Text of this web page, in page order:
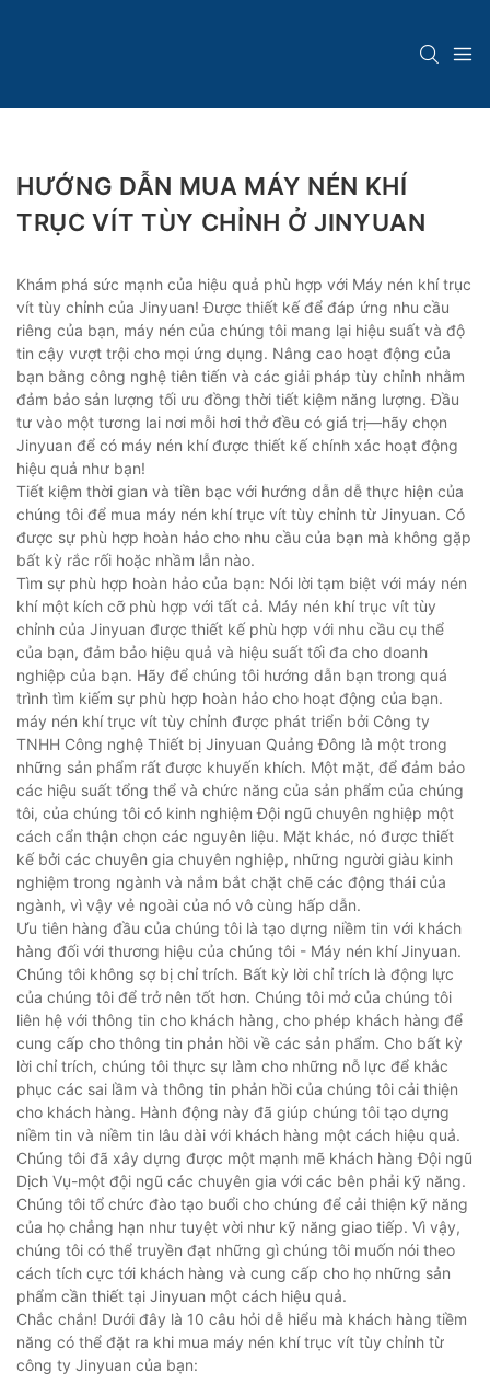
HƯỚNG DẪN MUA MÁY NÉN KHÍ
TRỤC VÍT TÙY CHỈNH Ở JINYUAN
Khám phá sức mạnh của hiệu quả phù hợp với Máy nén khí trục
vít tùy chỉnh của Jinyuan! Được thiết kế để đáp ứng nhu cầu
riêng của bạn, máy nén của chúng tôi mang lại hiệu suất và độ
tin cậy vượt trội cho mọi ứng dụng. Nâng cao hoạt động của
bạn bằng công nghệ tiên tiến và các giải pháp tùy chỉnh nhằm
đảm bảo sản lượng tối ưu đồng thời tiết kiệm năng lượng. Đầu
tư vào một tương lai nơi mỗi hơi thở đều có giá trị—hãy chọn
Jinyuan để có máy nén khí được thiết kế chính xác hoạt động
hiệu quả như bạn!
Tiết kiệm thời gian và tiền bạc với hướng dẫn dễ thực hiện của
chúng tôi để mua máy nén khí trục vít tùy chỉnh từ Jinyuan. Có
được sự phù hợp hoàn hảo cho nhu cầu của bạn mà không gặp
bất kỳ rắc rối hoặc nhầm lẫn nào.
Tìm sự phù hợp hoàn hảo của bạn: Nói lời tạm biệt với máy nén
khí một kích cỡ phù hợp với tất cả. Máy nén khí trục vít tùy
chỉnh của Jinyuan được thiết kế phù hợp với nhu cầu cụ thể
của bạn, đảm bảo hiệu quả và hiệu suất tối đa cho doanh
nghiệp của bạn. Hãy để chúng tôi hướng dẫn bạn trong quá
trình tìm kiếm sự phù hợp hoàn hảo cho hoạt động của bạn.
máy nén khí trục vít tùy chỉnh được phát triển bởi Công ty
TNHH Công nghệ Thiết bị Jinyuan Quảng Đông là một trong
những sản phẩm rất được khuyến khích. Một mặt, để đảm bảo
các hiệu suất tổng thể và chức năng của sản phẩm của chúng
tôi, của chúng tôi có kinh nghiệm Đội ngũ chuyên nghiệp một
cách cẩn thận chọn các nguyên liệu. Mặt khác, nó được thiết
kế bởi các chuyên gia chuyên nghiệp, những người giàu kinh
nghiệm trong ngành và nắm bắt chặt chẽ các động thái của
ngành, vì vậy vẻ ngoài của nó vô cùng hấp dẫn.
Ưu tiên hàng đầu của chúng tôi là tạo dựng niềm tin với khách
hàng đối với thương hiệu của chúng tôi - Máy nén khí Jinyuan.
Chúng tôi không sợ bị chỉ trích. Bất kỳ lời chỉ trích là động lực
của chúng tôi để trở nên tốt hơn. Chúng tôi mở của chúng tôi
liên hệ với thông tin cho khách hàng, cho phép khách hàng để
cung cấp cho thông tin phản hồi về các sản phẩm. Cho bất kỳ
lời chỉ trích, chúng tôi thực sự làm cho những nỗ lực để khắc
phục các sai lầm và thông tin phản hồi của chúng tôi cải thiện
cho khách hàng. Hành động này đã giúp chúng tôi tạo dựng
niềm tin và niềm tin lâu dài với khách hàng một cách hiệu quả.
Chúng tôi đã xây dựng được một mạnh mẽ khách hàng Đội ngũ
Dịch Vụ-một đội ngũ các chuyên gia với các bên phải kỹ năng.
Chúng tôi tổ chức đào tạo buổi cho chúng để cải thiện kỹ năng
của họ chẳng hạn như tuyệt vời như kỹ năng giao tiếp. Vì vậy,
chúng tôi có thể truyền đạt những gì chúng tôi muốn nói theo
cách tích cực tới khách hàng và cung cấp cho họ những sản
phẩm cần thiết tại Jinyuan một cách hiệu quả.
Chắc chắn! Dưới đây là 10 câu hỏi dễ hiểu mà khách hàng tiềm
năng có thể đặt ra khi mua máy nén khí trục vít tùy chỉnh từ
công ty Jinyuan của bạn: